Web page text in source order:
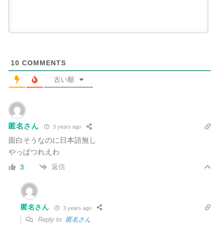
10 COMMENTS
古い順
匿名さん 3 years ago
面白そうなのに日本語無し
やっぱつれえわ
3 返信
匿名さん 3 years ago
Reply to 匿名さん